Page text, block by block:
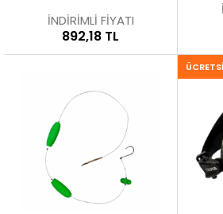
İNDİRİMLİ FİYATI
892,18 TL